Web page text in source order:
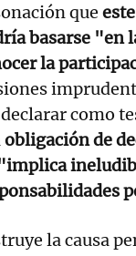
que
basarse "en
la
como
obligación de
la causa